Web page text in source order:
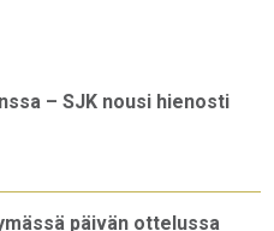
– SJK nousi hienosti
päivän ottelussa